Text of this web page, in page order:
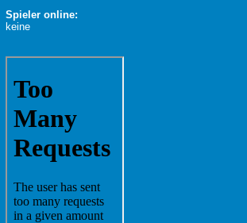
Spieler online:
keine